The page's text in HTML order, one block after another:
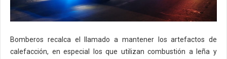
Bomberos recalca el llamado a mantener los artefactos de
calefacción, en especial los que utilizan combustión a leña y